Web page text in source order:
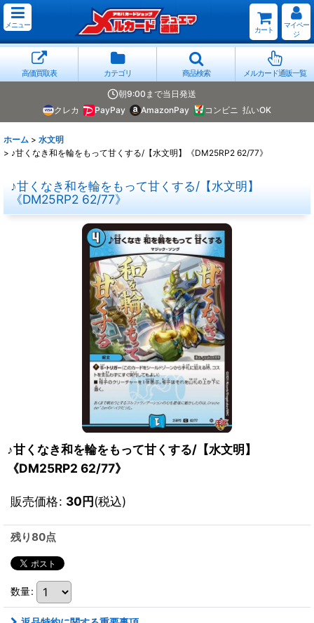
メニュー
カート
マイペー
ジ
高価買取表 カテゴリ 商品検索 メルカード通販一覧
朝9:00まで当日発送
クレカ
PayPay AmazonPay コンビニ 払いOK
ホーム > 水文明
> ♪甘くなき和を輪をもって甘くする/【水文明】《DM25RP2 62/77》
♪甘くなき和を輪をもって甘くする/【水文明】
《DM25RP2 62/77》
♪甘くなき和を輪をもって甘くする/【水文明】
《DM25RP2 62/77》
販売価格: 30円(税込)
残り80点
数量: